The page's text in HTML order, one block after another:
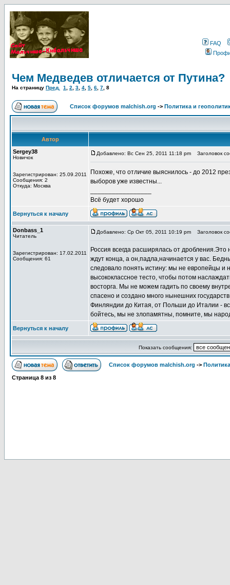
FAQ
Чем Медведев отличается от Путина?
На страницу Пред. 1 2 3 4 5 6 7 8
Список форумов malchish.org -> Политика и
Автор
Sergey38
Новичок
Зарегистрирован: 25.09.2011
Сообщения: 2
Откуда: Москва
Добавлено: Вс Сен 25, 2011 11:18 pm Заголовок
Похоже, что отличие выяснилось - до 2012
выборов уже известны...
Всё будет хорошо
Вернуться к началу
Donbass_1
Читатель
Зарегистрирован: 17.02.2011
Сообщения: 61
Добавлено: Ср Окт 05, 2011 10:19 pm Заголовок
Россия всегда расширялась от
ждут конца, а он,падла,начинается у вас.
следовало понять истину: мы не европейцы и
высококлассное тесто, чтобы потом
восторга. Мы не можем гадить по своему
спасено и создано много нынешних
Финляндии до Китая, от Польши до Италии -
бойтесь, мы не злопамятны, помните, мы
Вернуться к началу
Показать сообщения:
Список форумов malchish.org ->
Страница 8 из 8